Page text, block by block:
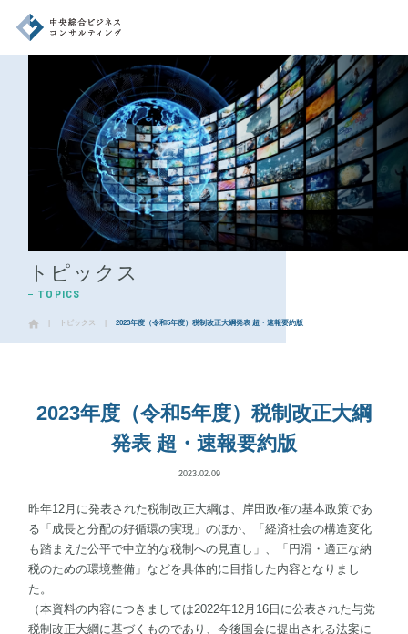
企業情報
CORPORATE
事業内容
BUSINESS
代表挨拶
MESSAGE
NEWS
INQUIRY
トピックス
TOPICS
トピックス 2023年度（令和5年度）税制改正大綱発表 超・速報要約版
2023年度（令和5年度）税制改正大綱
発表 超・速報要約版
2023.02.09
昨年12月に発表された税制改正大綱は、岸田政権の基本政策であ
る「成長と分配の好循環の実現」のほか、「経済社会の構造変化
も踏まえた公平で中立的な税制への見直し」、「円滑・適正な納
税のための環境整備」などを具体的に目指した内容となりまし
た。
（本資料の内容につきましては2022年12月16日に公表された与党
税制改正大綱に基づくものであり、今後国会に提出される法案に